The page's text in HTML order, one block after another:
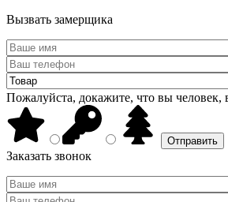
Вызвать замерщика
Пожалуйста, докажите, что вы человек,
Заказать звонок